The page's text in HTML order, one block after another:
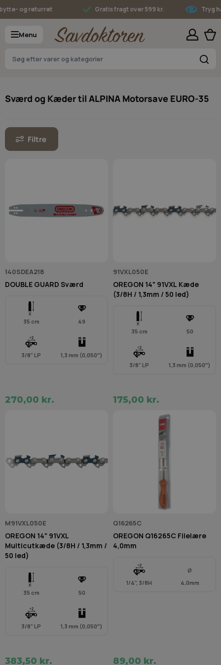
Skip to Content
og returret Gratis fragt over 599 kr. Tryg
Menu
Sværd og Kæder til ALPINA Motorsave EURO-35
Filtre
140SDEA218
DOUBLE GUARD Sværd
35 cm 49
3/8" LP 1,3 mm (0,050″)
270,00 kr.
91VXL050E
OREGON 14" 91VXL Kæde
(3/8H / 1,3mm / 50 led)
35 cm 50
3/8" LP 1,3 mm (0,050″)
175,00 kr.
M91VXL050E
OREGON 14" 91VXL
Multicutkæde (3/8H / 1,3mm /
50 led)
35 cm 50
3/8" LP 1,3 mm (0,050″)
383,50 kr.
Q16265C
OREGON Q16265C Filelære
4,0mm
1/4", 3/8H
Ø
4,0mm
89,00 kr.